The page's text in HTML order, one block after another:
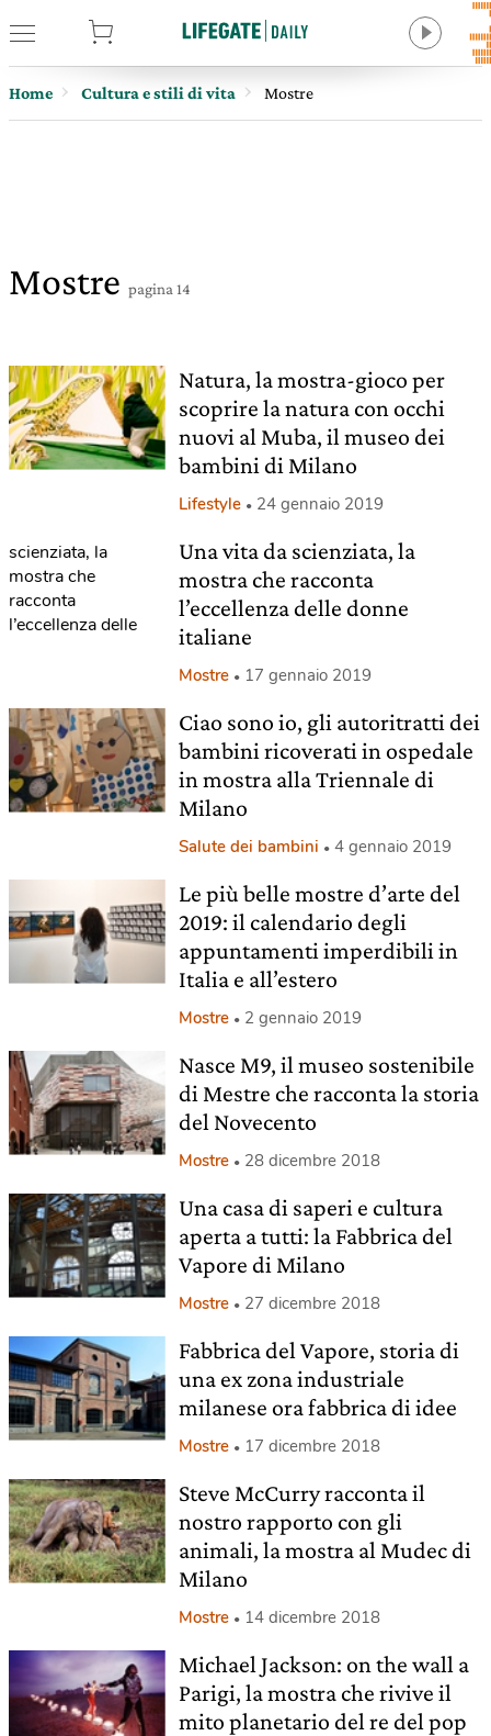
Home Cultura e stili di vita Mostre
Mostre pagina 14
Natura, la mostra-gioco per
scoprire la natura con occhi
nuovi al Muba, il museo dei
bambini di Milano
Lifestyle 24 gennaio 2019
Una vita da scienziata, la
mostra che racconta
l’eccellenza delle donne
italiane
Mostre 17 gennaio 2019
Ciao sono io, gli autoritratti dei
bambini ricoverati in ospedale
in mostra alla Triennale di
Milano
Salute dei bambini 4 gennaio 2019
Le più belle mostre d’arte del
2019: il calendario degli
appuntamenti imperdibili in
Italia e all’estero
Mostre 2 gennaio 2019
Nasce M9, il museo sostenibile
di Mestre che racconta la storia
del Novecento
Mostre 28 dicembre 2018
Una casa di saperi e cultura
aperta a tutti: la Fabbrica del
Vapore di Milano
Mostre 27 dicembre 2018
Fabbrica del Vapore, storia di
una ex zona industriale
milanese ora fabbrica di idee
Mostre 17 dicembre 2018
Steve McCurry racconta il
nostro rapporto con gli
animali, la mostra al Mudec di
Milano
Mostre 14 dicembre 2018
Michael Jackson: on the wall a
Parigi, la mostra che rivive il
mito planetario del re del pop